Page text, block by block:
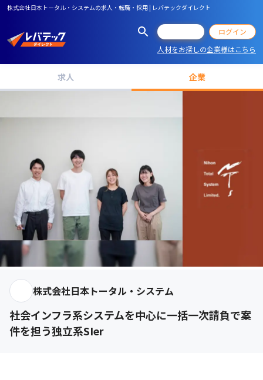
株式会社日本トータル・システムの求人・転職・採用 | レバテックダイレクト
ログイン
人材をお探しの企業様はこちら
求人 企業
株式会社日本トータル・システム
社会インフラ系システムを中心に一括一次請負で案
件を担う独立系SIer